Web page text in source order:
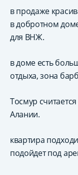
в продаже
в добротном
для ВНЖ.
в доме есть
отдыха, зона
Тосмур
Алании.
квартира
подойдет под